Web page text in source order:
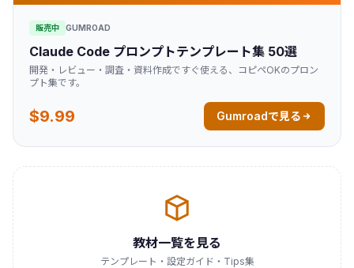
販売中 GUMROAD
Claude Code プロンプトテンプレート集 50選
開発・レビュー・調査・資料作成ですぐ使える、コピペOKのプロン
プト集です。
$9.99 Gumroadで見る
教材一覧を見る
テンプレート・設定ガイド・Tips集